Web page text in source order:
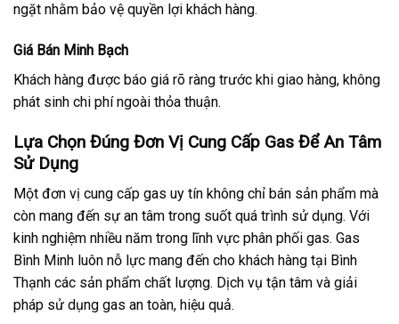
ngặt nhằm bảo vệ quyền lợi khách hàng.
Giá Bán Minh Bạch
Khách hàng được báo giá rõ ràng trước khi giao hàng, không
phát sinh chi phí ngoài thỏa thuận.
Lựa Chọn Đúng Đơn Vị Cung Cấp Gas Để An Tâm
Sử Dụng
Một đơn vị cung cấp gas uy tín không chỉ bán sản phẩm mà
còn mang đến sự an tâm trong suốt quá trình sử dụng. Với
kinh nghiệm nhiều năm trong lĩnh vực phân phối gas. Gas
Bình Minh luôn nỗ lực mang đến cho khách hàng tại Bình
Thạnh các sản phẩm chất lượng. Dịch vụ tận tâm và giải
pháp sử dụng gas an toàn, hiệu quả.